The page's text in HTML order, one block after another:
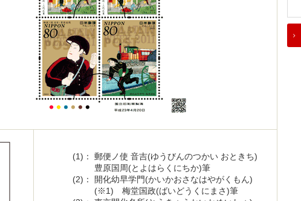
(1)： 郵便ノ使 音吉(ゆうびんのつかい おときち)
豊原国周(とよはらくにちか)筆
(2)：
開化幼早学門(かいかおさなはやがくもん)
(※1) 梅堂国政(ばいどうくにまさ)筆